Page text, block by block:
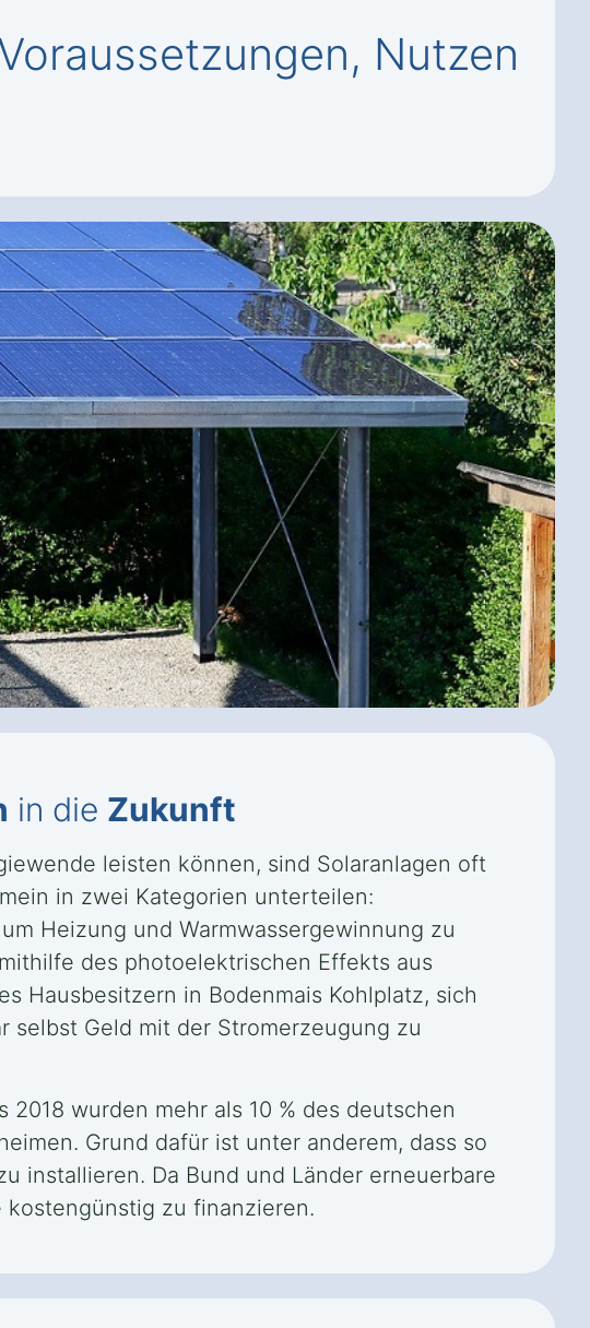
Nutzen
in die Zukunft
leisten können, sind Solaranlagen oft
in zwei Kategorien unterteilen:
Heizung und Warmwassergewinnung zu
des photoelektrischen Effekts aus
Hausbesitzern in Bodenmais Kohlplatz, sich
selbst Geld mit der Stromerzeugung zu
wurden mehr als 10 % des deutschen
Grund dafür ist unter anderem, dass so
installieren. Da Bund und Länder erneuerbare
zu finanzieren.